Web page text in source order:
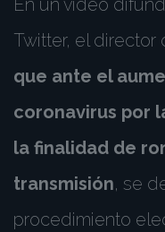
En un video
Twitter, el director
que ante el
coronavirus por
la finalidad de
transmisión, se
procedimiento